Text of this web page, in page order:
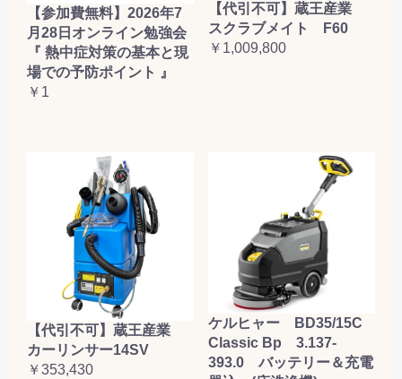
【参加費無料】2026年7
月28日オンライン勉強会
『 熱中症対策の基本と現
場での予防ポイント 』
￥1
【代引不可】蔵王産業
スクラブメイト F60
￥1,009,800
【代引不可】蔵王産業
カーリンサー14SV
￥353,430
ケルヒャー BD35/15C
Classic Bp 3.137-
393.0 バッテリー＆充電